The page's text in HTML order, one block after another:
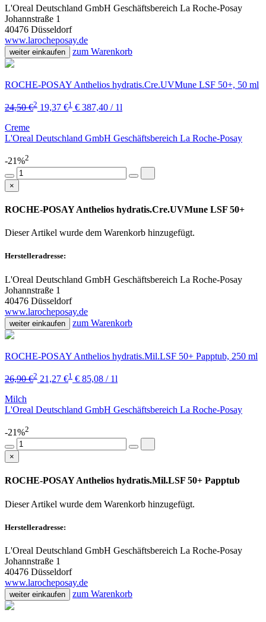
L'Oreal Deutschland GmbH Geschäftsbereich La Roche-Posay
Johannstraße 1
40476 Düsseldorf
www.larocheposay.de
weiter einkaufen zum Warenkorb
ROCHE-POSAY Anthelios hydratis.Cre.UVMune LSF 50+, 50 ml
24,50 €2 19,37 €1 € 387,40 / 1l
Creme
L'Oreal Deutschland GmbH Geschäftsbereich La Roche-Posay
-21%2
×
ROCHE-POSAY Anthelios hydratis.Cre.UVMune LSF 50+
Dieser Artikel wurde dem Warenkorb hinzugefügt.
Herstelleradresse:
L'Oreal Deutschland GmbH Geschäftsbereich La Roche-Posay
Johannstraße 1
40476 Düsseldorf
www.larocheposay.de
weiter einkaufen zum Warenkorb
ROCHE-POSAY Anthelios hydratis.Mil.LSF 50+ Papptub, 250 ml
26,90 €2 21,27 €1 € 85,08 / 1l
Milch
L'Oreal Deutschland GmbH Geschäftsbereich La Roche-Posay
-21%2
×
ROCHE-POSAY Anthelios hydratis.Mil.LSF 50+ Papptub
Dieser Artikel wurde dem Warenkorb hinzugefügt.
Herstelleradresse:
L'Oreal Deutschland GmbH Geschäftsbereich La Roche-Posay
Johannstraße 1
40476 Düsseldorf
www.larocheposay.de
weiter einkaufen zum Warenkorb